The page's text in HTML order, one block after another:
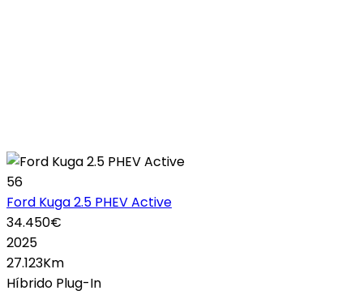
56
Ford Kuga 2.5 PHEV Active
34.450€
2025
27.123Km
Híbrido Plug-In